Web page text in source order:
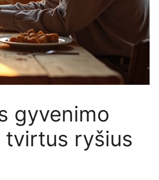
gyvenimo
tvirtus ryšius